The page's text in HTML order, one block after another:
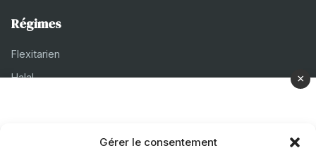
Gérer le consentement
Régimes
Flexitarien
Halal
×